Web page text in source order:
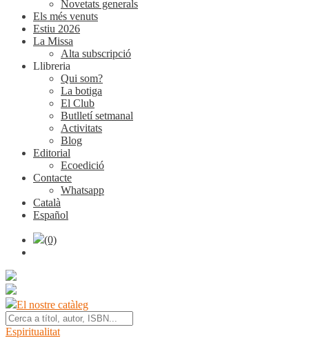
Novetats generals
Els més venuts
Estiu 2026
La Missa
Alta subscripció
Llibreria
Qui som?
La botiga
El Club
Butlletí setmanal
Activitats
Blog
Editorial
Ecoedició
Contacte
Whatsapp
Català
Español
(0)
El nostre catàleg
Espiritualitat